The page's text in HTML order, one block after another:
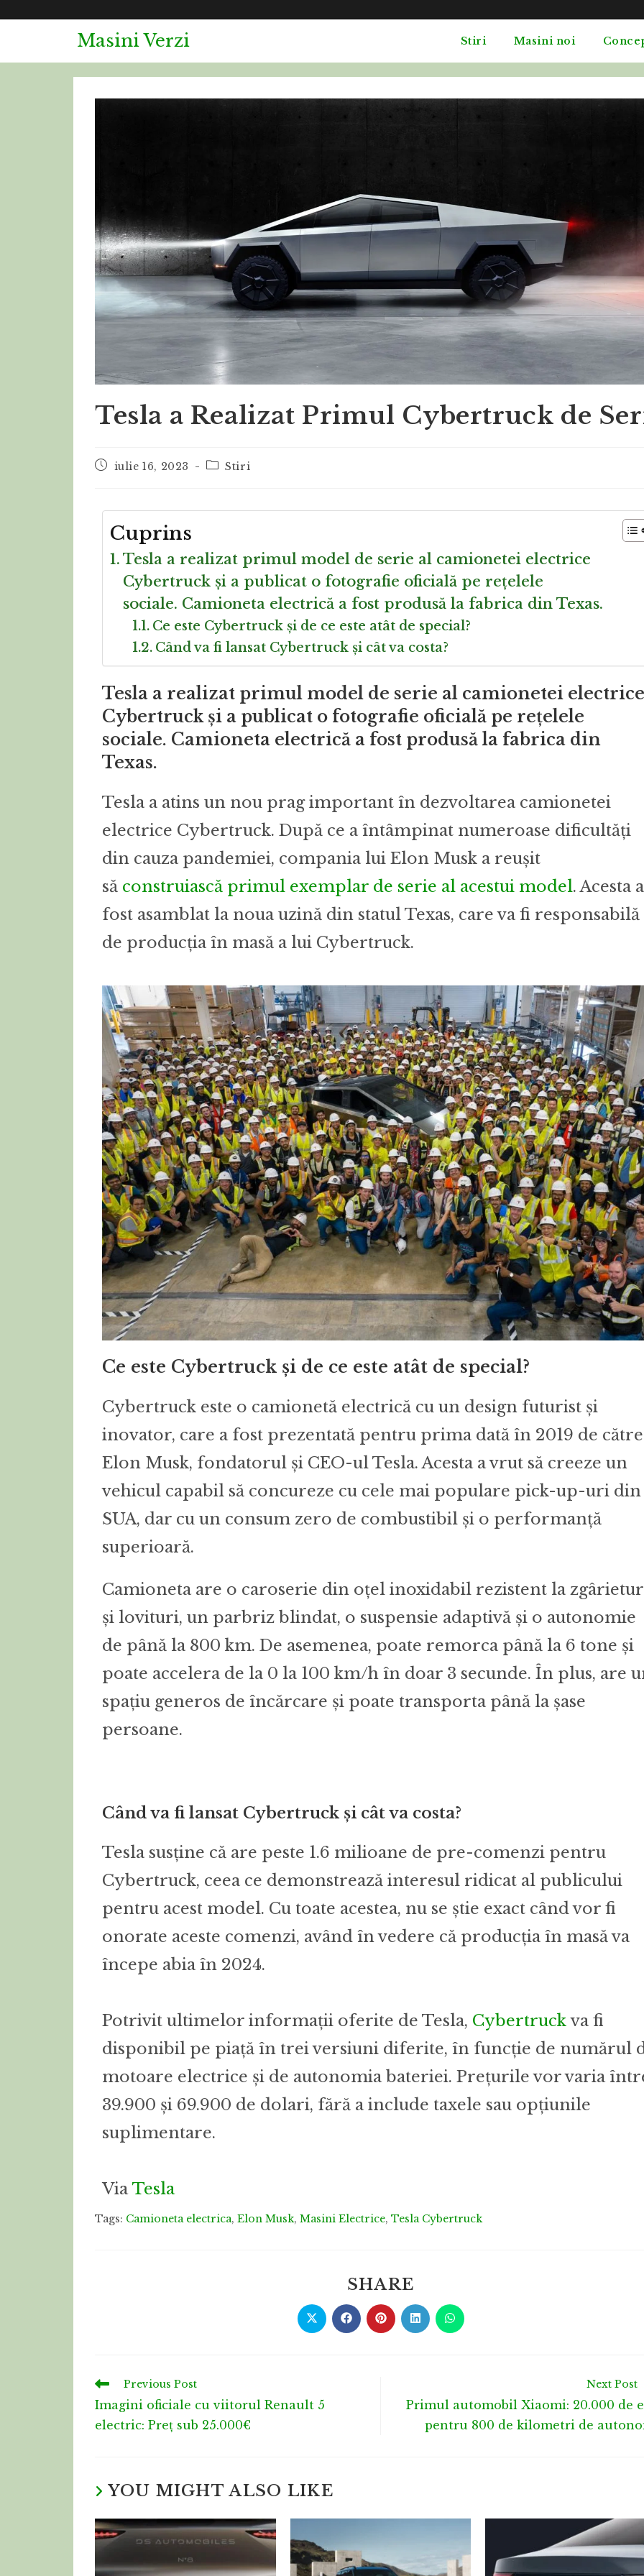
Masini Verzi Stiri Masini noi
Tesla a Realizat Primul Cybertruck de
iulie 16, 2023 Stiri
Cuprins
Tesla a realizat primul model de serie al camionetei electrice
Cybertruck și a publicat o fotografie oficială pe rețelele
sociale. Camioneta electrică a fost produsă la fabrica din Texas.
Ce este Cybertruck și de ce este atât de special?
Când va fi lansat Cybertruck și cât va costa?
Tesla a realizat primul model de serie al camionetei electrice
Cybertruck și a publicat o fotografie oficială pe rețelele
sociale. Camioneta electrică a fost produsă la fabrica din
Texas.
Tesla a atins un nou prag important în dezvoltarea camionetei
electrice Cybertruck. După ce a întâmpinat numeroase dificultăți
din cauza pandemiei, compania lui Elon Musk a reușit
să construiască primul exemplar de serie al acestui model. Acesta a
fost asamblat la noua uzină din statul Texas, care va fi responsabilă
de producția în masă a lui Cybertruck.
Ce este Cybertruck și de ce este atât de special?
Cybertruck este o camionetă electrică cu un design futurist și
inovator, care a fost prezentată pentru prima dată în 2019 de către
Elon Musk, fondatorul și CEO-ul Tesla. Acesta a vrut să creeze un
vehicul capabil să concureze cu cele mai populare pick-up-uri din
SUA, dar cu un consum zero de combustibil și o performanță
superioară.
Camioneta are o caroserie din oțel inoxidabil rezistent la
și lovituri, un parbriz blindat, o suspensie adaptivă și o autonomie
de până la 800 km. De asemenea, poate remorca până la 6 tone și
poate accelera de la 0 la 100 km/h în doar 3 secunde. În plus, are
spațiu generos de încărcare și poate transporta până la șase
persoane.
Când va fi lansat Cybertruck și cât va costa?
Tesla susține că are peste 1.6 milioane de pre-comenzi pentru
Cybertruck, ceea ce demonstrează interesul ridicat al publicului
pentru acest model. Cu toate acestea, nu se știe exact când vor fi
onorate aceste comenzi, având în vedere că producția în masă va
începe abia în 2024.
Potrivit ultimelor informații oferite de Tesla, Cybertruckva fi
disponibil pe piață în trei versiuni diferite, în funcție de numărul
motoare electrice și de autonomia bateriei. Prețurile vor varia
39.900 și 69.900 de dolari, fără a include taxele sau opțiunile
suplimentare.
Via Tesla
Tags: Camioneta electrica, Elon Musk, Masini Electrice, Tesla Cybertruck
SHARE
Previous Post
Imagini oficiale cu viitorul Renault 5
electric: Preț sub 25.000€
Next Post
Primul automobil Xiaomi: 20.000 de
pentru 800 de kilometri de
YOU MIGHT ALSO LIKE